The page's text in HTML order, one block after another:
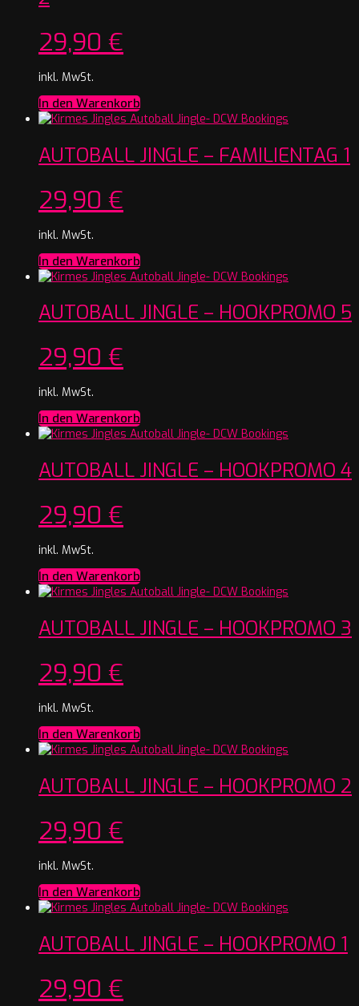
29,90 €
inkl. MwSt.
In den Warenkorb
AUTOBALL JINGLE – FAMILIENTAG 1
29,90 €
inkl. MwSt.
In den Warenkorb
AUTOBALL JINGLE – HOOKPROMO 5
29,90 €
inkl. MwSt.
In den Warenkorb
AUTOBALL JINGLE – HOOKPROMO 4
29,90 €
inkl. MwSt.
In den Warenkorb
AUTOBALL JINGLE – HOOKPROMO 3
29,90 €
inkl. MwSt.
In den Warenkorb
AUTOBALL JINGLE – HOOKPROMO 2
29,90 €
inkl. MwSt.
In den Warenkorb
AUTOBALL JINGLE – HOOKPROMO 1
29,90 €